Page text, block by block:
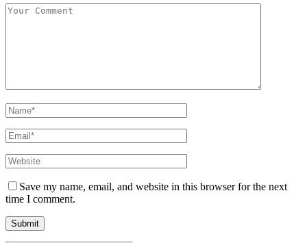
Save my name, email, and website in this browser for the next
time I comment.